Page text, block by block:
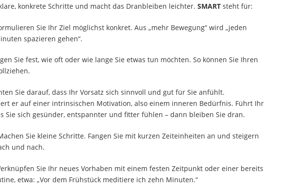
konkrete Schritte und macht das Dranbleiben leichter. SMART steht für:
Sie Ihr Ziel möglichst konkret. Aus „mehr Bewegung“ wird „jeden
spazieren gehen“.
Sie fest, wie oft oder wie lange Sie etwas tun möchten. So können Sie Ihren
Sie darauf, dass Ihr Vorsatz sich sinnvoll und gut für Sie anfühlt.
er auf einer intrinsischen Motivation, also einem inneren Bedürfnis. Führt Ihr
Sie sich gesünder, entspannter und fitter fühlen – dann bleiben Sie dran.
Sie kleine Schritte. Fangen Sie mit kurzen Zeiteinheiten an und steigern
und nach.
Sie Ihr neues Vorhaben mit einem festen Zeitpunkt oder einer bereits
etwa: „Vor dem Frühstück meditiere ich zehn Minuten.“